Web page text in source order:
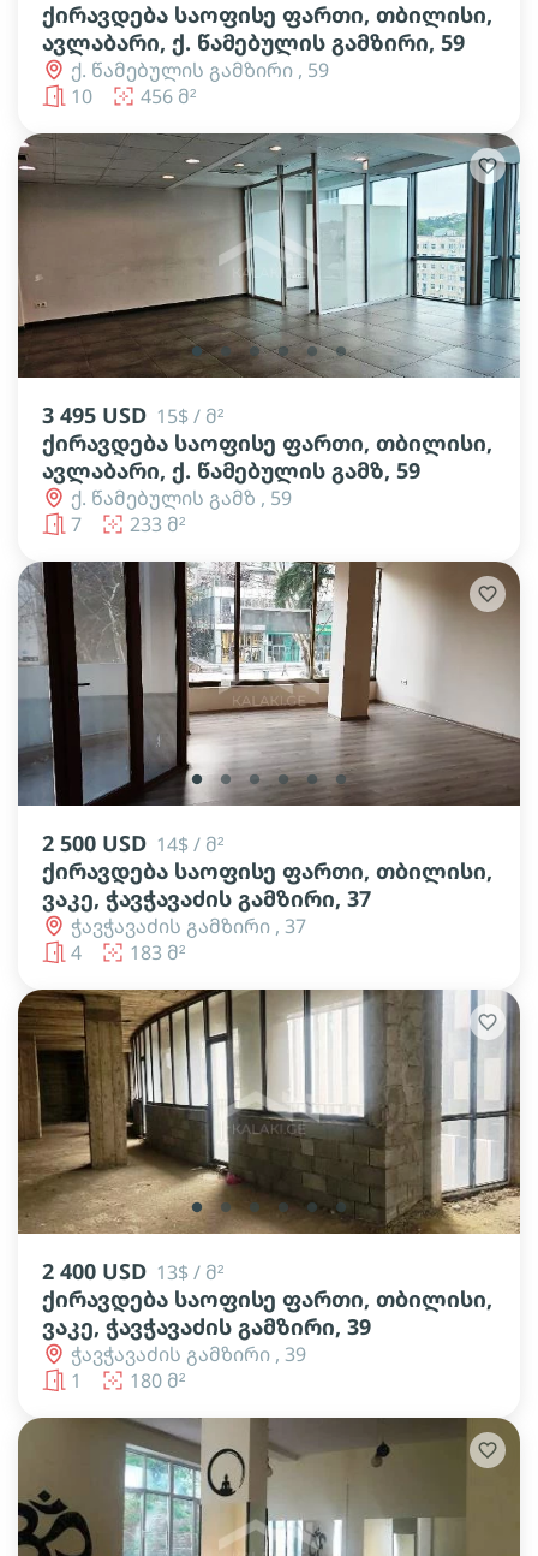
ქირავდება საოფისე ფართი, თბილისი,
ავლაბარი, ქ. წამებულის გამზირი, 59
ქ. წამებულის გამზირი , 59
10
456 მ²
lens lens lens lens lens lens
3 495 USD 15$ / მ²
ქირავდება საოფისე ფართი, თბილისი,
ავლაბარი, ქ. წამებულის გამზ, 59
ქ. წამებულის გამზ , 59
7
233 მ²
lens lens lens lens lens lens
2 500 USD 14$ / მ²
ქირავდება საოფისე ფართი, თბილისი,
ვაკე, ჭავჭავაძის გამზირი, 37
ჭავჭავაძის გამზირი , 37
4
183 მ²
lens lens lens lens lens lens
2 400 USD 13$ / მ²
ქირავდება საოფისე ფართი, თბილისი,
ვაკე, ჭავჭავაძის გამზირი, 39
ჭავჭავაძის გამზირი , 39
1
180 მ²